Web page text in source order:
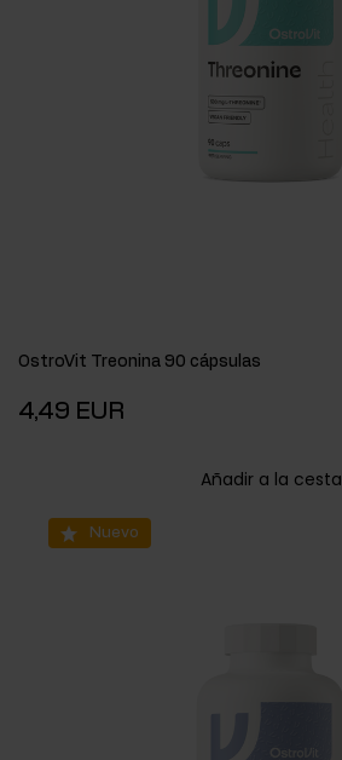
OstroVit Treonina 90 cápsulas
4,49 EUR
Añadir a la cesta
Nuevo